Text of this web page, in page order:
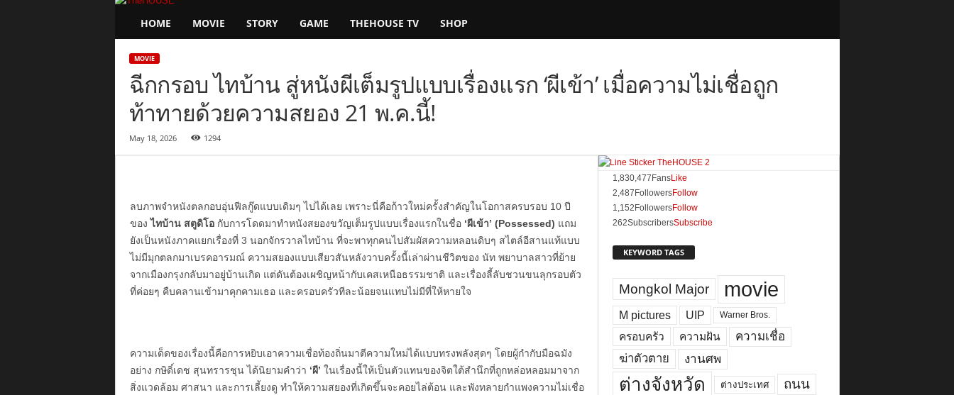
HOME MOVIE STORY GAME THEHOUSE TV SHOP
MOVIE
ฉีกกรอบ ไทบ้าน สู่หนังผีเต็มรูปแบบเรื่องแรก ‘ผีเข้า’ เมื่อความไม่เชื่อถูก
ท้าทายด้วยความสยอง 21 พ.ค.นี้!
May 18, 2026 1294
ลบภาพจำหนังตลกอบอุ่นฟีลกู๊ดแบบเดิมๆ ไปได้เลย เพราะนี่คือก้าวใหม่ครั้งสำคัญในโอกาสครบรอบ 10 ปี
ของไทบ้าน สตูดิโอกับการโดดมาทำหนังสยองขวัญเต็มรูปแบบเรื่องแรกในชื่อ ‘ผีเข้า’ (Possessed) แถม
ยังเป็นหนังภาคแยกเรื่องที่ 3 นอกจักรวาลไทบ้าน ที่จะพาทุกคนไปสัมผัสความหลอนดิบๆ สไตล์อีสานแท้แบบ
ไม่มีมุกตลกมาเบรคอารมณ์ ความสยองแบบเสียวสันหลังวาบครั้งนี้เล่าผ่านชีวิตของ นัท พยาบาลสาวที่ย้าย
จากเมืองกรุงกลับมาอยู่บ้านเกิด แต่ดันต้องเผชิญหน้ากับเคสเหนือธรรมชาติ และเรื่องลี้ลับชวนขนลุกรอบตัว
ที่ค่อยๆ คืบคลานเข้ามาคุกคามเธอ และครอบครัวทีละน้อยจนแทบไม่มีที่ให้หายใจ
ความเด็ดของเรื่องนี้คือการหยิบเอาความเชื่อท้องถิ่นมาตีความใหม่ได้แบบทรงพลังสุดๆ โดยผู้กำกับมือฉมัง
อย่าง กษิดิ์เดช สุนทรารชุน ได้นิยามคำว่า ‘ผี’ ในเรื่องนี้ให้เป็นตัวแทนของจิตใต้สำนึกที่ถูกหล่อหลอมมาจาก
สิ่งแวดล้อม ศาสนา และการเลี้ยงดู ทำให้ความสยองที่เกิดขึ้นจะคอยไล่ต้อน และพังทลายกำแพงความไม่เชื่อ
1,830,477 FansLike
2,487 FollowersFollow
1,152 FollowersFollow
262SubscribersSubscribe
KEYWORD TAGS
Mongkol Major movie
M pictures UIP Warner Bros.
ครอบครัว ความฝัน
ความเชื่อ
ฆ่าตัวตาย
งานศพ
ต่างจังหวัด ต่างประเทศ
ถนน